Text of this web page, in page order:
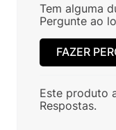
Tem alguma
Pergunte ao
FAZER
Este produto
Respostas.